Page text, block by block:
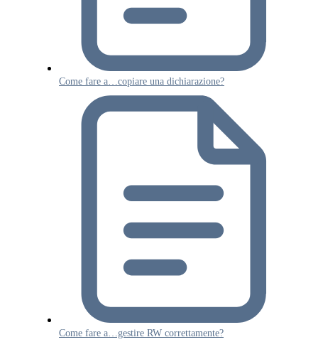
Come fare a…copiare una dichiarazione?
Come fare a…gestire RW correttamente?